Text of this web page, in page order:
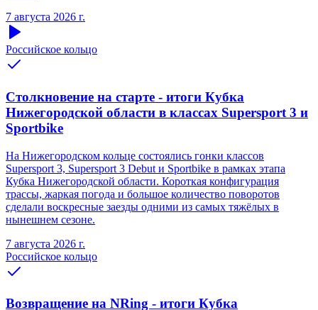
7 августа 2026 г.
Российское кольцо
Столкновение на старте - итоги Кубка
Нижегородской области в классах Supersport 3 и
Sportbike
На Нижегородском кольце состоялись гонки классов
Supersport 3, Supersport 3 Debut и Sportbike в рамках этапа
Кубка Нижегородской области. Короткая конфигурация
трассы, жаркая погода и большое количество поворотов
сделали воскресные заезды одними из самых тяжёлых в
нынешнем сезоне.
7 августа 2026 г.
Российское кольцо
Возвращение на NRing - итоги Кубка